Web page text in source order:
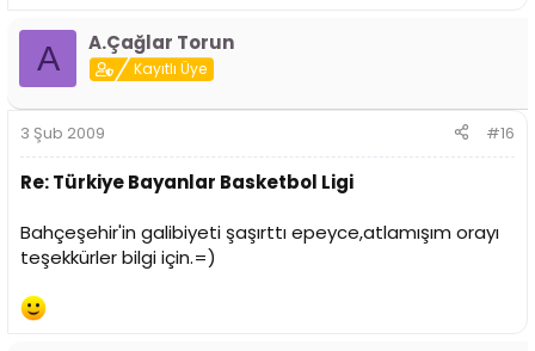
A A.Çağlar Torun
Kayıtlı Üye
3 Şub 2009 #16
Re: Türkiye Bayanlar Basketbol Ligi
Bahçeşehir'in galibiyeti şaşırttı epeyce,atlamışım orayı
teşekkürler bilgi için.=)